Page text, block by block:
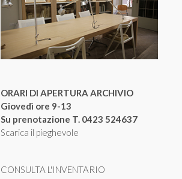
ORARI DI APERTURA ARCHIVIO
Giovedì ore 9-13
Su prenotazione T. 0423 524637
Scarica il pieghevole
CONSULTA L'INVENTARIO